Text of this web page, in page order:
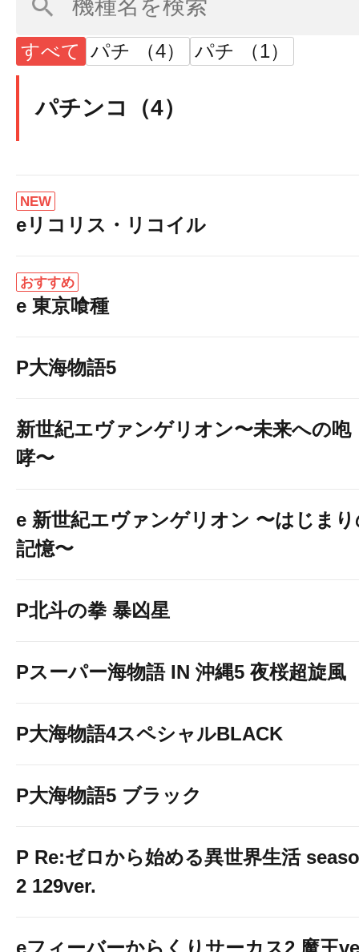
すべて パチ （4） パチ （1）
パチンコ（4）
NEW
eリコリス・リコイル
おすすめ
e 東京喰種
P大海物語5
新世紀エヴァンゲリオン〜未来への咆
哮〜
e 新世紀エヴァンゲリオン 〜はじま
記憶〜
P北斗の拳 暴凶星
Pスーパー海物語 IN 沖縄5 夜桜超旋風
P大海物語4スペシャルBLACK
P大海物語5 ブラック
P Re:ゼロから始める異世界生活
2 129ver.
eフィーバーからくりサーカス2 魔王